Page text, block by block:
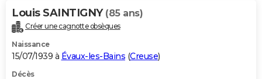
Carte de Noël
Carte Bonne année
Carte Saint-Valentin
Carte Pâques
Carte d'anniversaire
DICTIONNAIRE
Dictionnaire
Biographies
Citations
Expressions
Proverbes
PROGRAMME TV
Louis SAINTIGNY (85 ans)
Créer une cagnotte obsèques
Naissance
15/07/1939 à Évaux-les-Bains (Creuse)
Décès